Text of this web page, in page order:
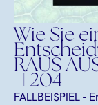
Wie Sie
RAUS
#204
FALLBEISPIEL